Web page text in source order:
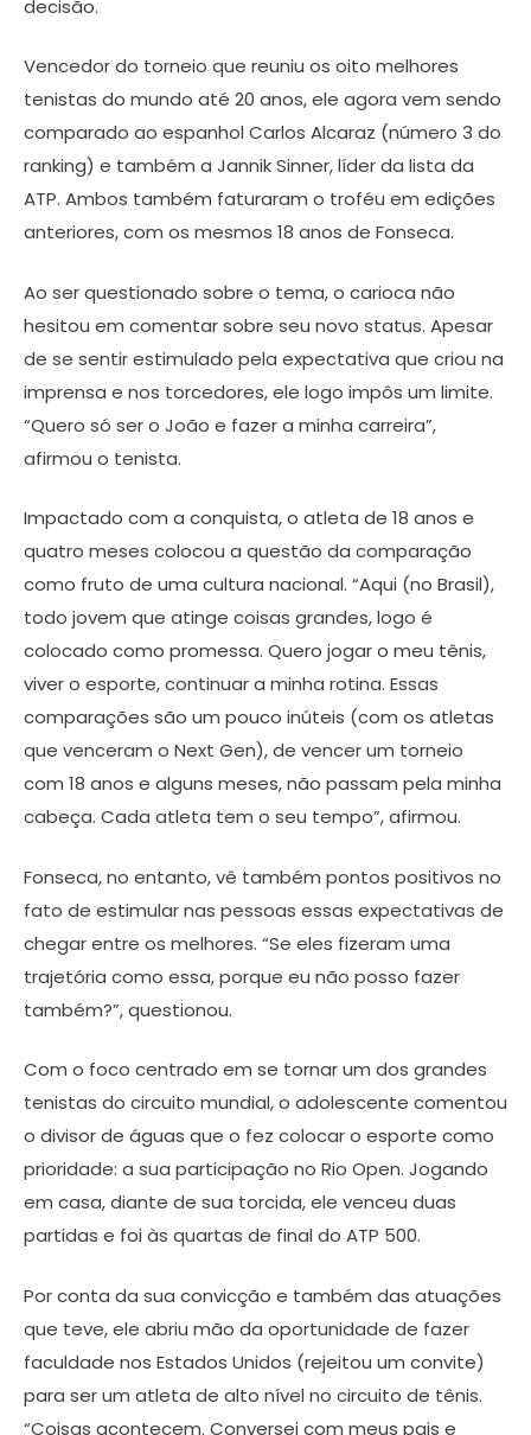
decisão.
Vencedor do torneio que reuniu os oito melhores
tenistas do mundo até 20 anos, ele agora vem sendo
comparado ao espanhol Carlos Alcaraz (número 3 do
ranking) e também a Jannik Sinner, líder da lista da
ATP. Ambos também faturaram o troféu em edições
anteriores, com os mesmos 18 anos de Fonseca.
Ao ser questionado sobre o tema, o carioca não
hesitou em comentar sobre seu novo status. Apesar
de se sentir estimulado pela expectativa que criou na
imprensa e nos torcedores, ele logo impôs um limite.
“Quero só ser o João e fazer a minha carreira”,
afirmou o tenista.
Impactado com a conquista, o atleta de 18 anos e
quatro meses colocou a questão da comparação
como fruto de uma cultura nacional. “Aqui (no Brasil),
todo jovem que atinge coisas grandes, logo é
colocado como promessa. Quero jogar o meu tênis,
viver o esporte, continuar a minha rotina. Essas
comparações são um pouco inúteis (com os atletas
que venceram o Next Gen), de vencer um torneio
com 18 anos e alguns meses, não passam pela minha
cabeça. Cada atleta tem o seu tempo”, afirmou.
Fonseca, no entanto, vê também pontos positivos no
fato de estimular nas pessoas essas expectativas de
chegar entre os melhores. “Se eles fizeram uma
trajetória como essa, porque eu não posso fazer
também?”, questionou.
Com o foco centrado em se tornar um dos grandes
tenistas do circuito mundial, o adolescente comentou
o divisor de águas que o fez colocar o esporte como
prioridade: a sua participação no Rio Open. Jogando
em casa, diante de sua torcida, ele venceu duas
partidas e foi às quartas de final do ATP 500.
Por conta da sua convicção e também das atuações
que teve, ele abriu mão da oportunidade de fazer
faculdade nos Estados Unidos (rejeitou um convite)
para ser um atleta de alto nível no circuito de tênis.
“Coisas acontecem. Conversei com meus pais e